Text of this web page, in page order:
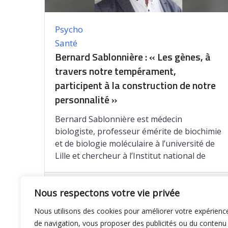
Nous respectons votre vie privée
Nous utilisons des cookies pour améliorer votre
de navigation, vous proposer des publicités ou du contenu
Psycho
Santé
Bernard Sablonnière : « Les gènes, à
travers notre tempérament,
participent à la construction de notre
personnalité »
Bernard Sablonnière est médecin
biologiste, professeur émérite de biochimie
et de biologie moléculaire à l’université de
Lille et chercheur à l’Institut national de
Enregistrer